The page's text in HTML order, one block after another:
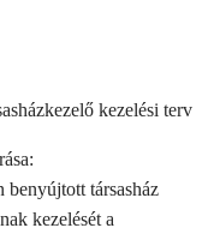
kezelési terv
benyújtott társasház
kezelését a